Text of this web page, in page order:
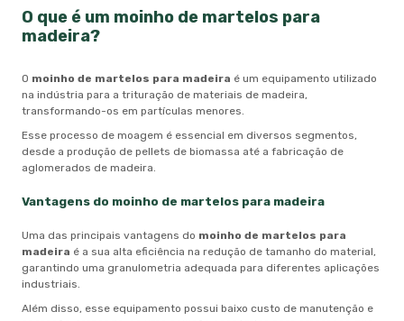
O que é um moinho de martelos para
madeira?
O moinho de martelos para madeira é um equipamento utilizado
na indústria para a trituração de materiais de madeira,
transformando-os em partículas menores.
Esse processo de moagem é essencial em diversos segmentos,
desde a produção de pellets de biomassa até a fabricação de
aglomerados de madeira.
Vantagens do moinho de martelos para madeira
Uma das principais vantagens do moinho de martelos para
madeira é a sua alta eficiência na redução de tamanho do material,
garantindo uma granulometria adequada para diferentes aplicações
industriais.
Além disso, esse equipamento possui baixo custo de manutenção e